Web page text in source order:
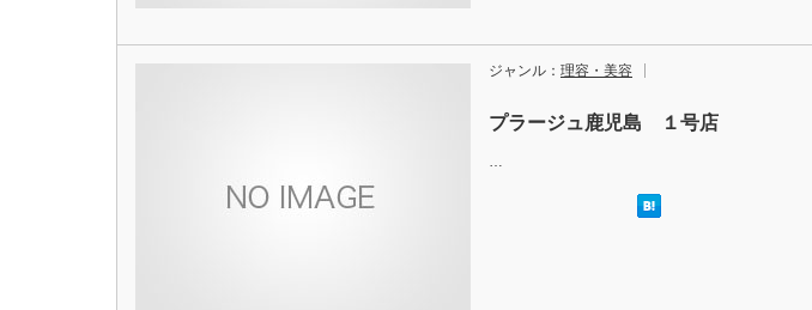
ジャンル： 理容・美容
プラージュ鹿児島 １号店
…